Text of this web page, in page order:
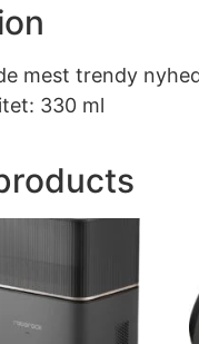
mest trendy
330 ml